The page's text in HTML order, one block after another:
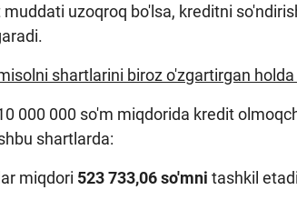
uzoqroq bo'lsa, kreditni
shartlarini biroz o'zgartirgan
000 000 so'm miqdorida kredit
shartlarda:
miqdori 523 733,06 so'mni tashkil